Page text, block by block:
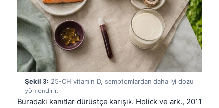
Şekil 3: 25-OH vitamin D, semptomlardan daha iyi dozu
yönlendirir.
Buradaki kanıtlar dürüstçe karışık. Holick ve ark., 2011